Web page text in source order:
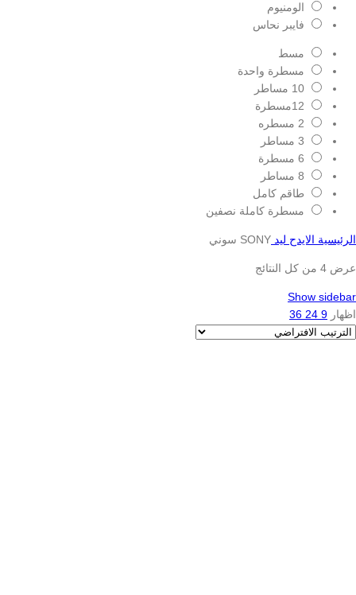
الومنيوم
فايبر نحاس
مسط
مسطرة واحدة
10 مساطر
12مسطرة
2 مسطره
3 مساطر
6 مسطرة
8 مساطر
طاقم كامل
مسطرة كاملة نصفين
الرئيسية الايدح ليد SONY سوني
عرض ⁦4⁩ من كل النتائج
Show sidebar
اظهار 9
24
36